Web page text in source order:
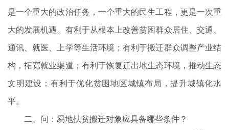
是一个重大的政治任务，一个重大的民生工程，更是一次重
大的发展机遇。有利于从根本上改善贫困群众居住、交通、
通讯、就医、上学等生活环境；有利于搬迁群众调整产业结
构，拓宽就业渠道；有利于恢复迁出地生态环境，推动生态
文明建设；有利于优化贫困地区城镇布局，提升城镇化水
平。
二、问：易地扶贫搬迁对象应具备哪些条件？